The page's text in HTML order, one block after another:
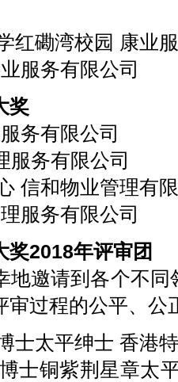
红磡湾校园 康业
服务有限公司
奖
务有限公司
服务有限公司
信和物业管理有
服务有限公司
奖2018年评审团
地邀请到各个不
审过程的公平、公
士太平绅士 香港
士铜紫荆星章太